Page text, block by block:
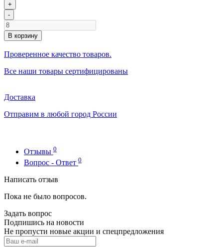
+
-
В корзину
Проверенное качество товаров.
Все наши товары сертифицированы
Доставка
Отправим в любой город России
Отзывы 0
Вопрос - Ответ 0
Написать отзыв
Пока не было вопросов.
Задать вопрос
Подпишись на новости
Не пропусти новые акции и спецпредложения